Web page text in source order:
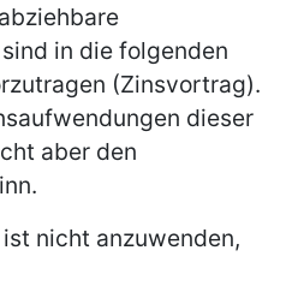
in die folgenden
(Zinsvortrag).
dieser
aber den
ist nicht anzuwenden,